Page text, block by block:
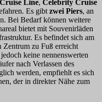
Line, Celebrity Cruise
Es gibt zwei Piers, an
Bei Bedarf können weitere
bietet mit Souvenirläden
Es befindet sich am
Zentrum zu Fuß erreicht
keine nennenswerten
nach Verlassen des
werden, empfiehlt es sich
der in direkter Nähe zum